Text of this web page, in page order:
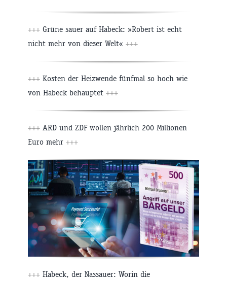
+++ Grüne sauer auf Habeck: »Robert ist echt
nicht mehr von dieser Welt« +++
+++ Kosten der Heizwende fünfmal so hoch wie
von Habeck behauptet +++
+++ ARD und ZDF wollen jährlich 200 Millionen
Euro mehr +++
+++ Habeck, der Nassauer: Worin die